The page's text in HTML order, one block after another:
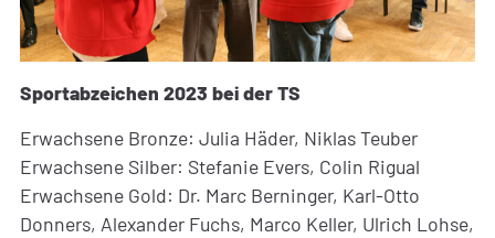
Sportabzeichen 2023 bei der TS
Erwachsene Bronze: Julia Häder, Niklas Teuber
Erwachsene Silber: Stefanie Evers, Colin Rigual
Erwachsene Gold: Dr. Marc Berninger, Karl-Otto
Donners, Alexander Fuchs, Marco Keller, Ulrich Lohse,